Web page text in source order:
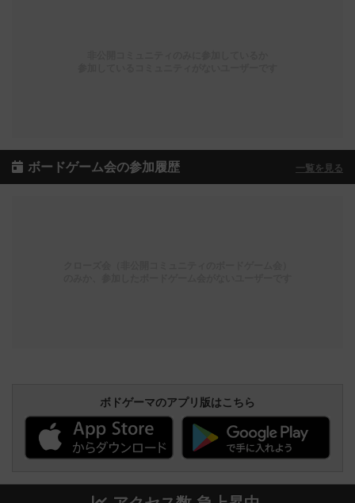
ボードゲーム会の参加履歴 一覧を見る
ボドゲーマのアプリ版はこちら